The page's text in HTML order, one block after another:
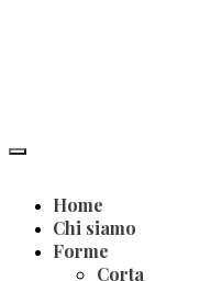
Home
Chi siamo
Forme
Corta